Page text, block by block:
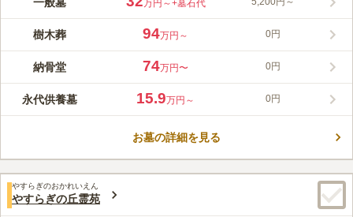
タリです。 宗教を問わずに受け入れを行っているので、信仰を
お持ちの方でも安心です。 園内には休憩所やトイレがあり、故
で、ご高齢の方や小さなお子様でもお参りが可能です。
みんなの評価
3.7 口コミ
もありとてもおいしいです。焼肉屋さんもあります。そして、大きな公園
口コミの続きを読む
万円～+墓石代
樹木葬 94万円～ 0円
納骨堂 74万円〜 0円
永代供養墓 15.9万円～ 0円
お墓の詳細を見る
やすらぎのおかれいえん
やすらぎの丘霊苑